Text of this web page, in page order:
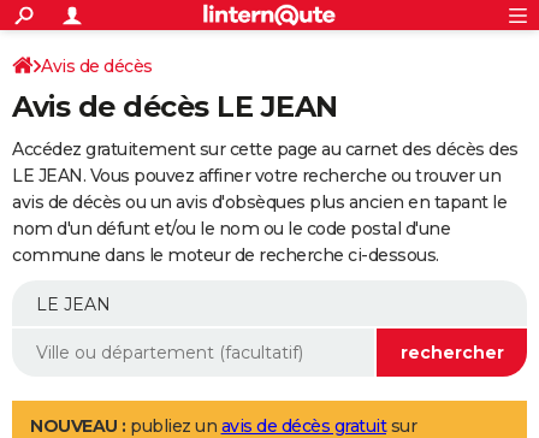
ACTUALITÉS
Politique
Société
Faits Divers
Education
Monde
Villes
+
SPORT
Coupe du monde 2026
Football
Tennis
Cyclisme
Rugby
Forum
Programme TV
TNTStreaming
Cinéma
Sorties cinéma
Musique
+FINANCE
Retraite
Epargne
Immobilier
Risques naturels par ville
Banque
Assurance
AUTO
Essais
Réserver un essai
Citadines
Berlines
SUV
Forum auto
+
Mobiles
Meilleur smartphone
Internet
Ordinateurs
Jeux vidéo
Guide high-tech
Aménagement intérieur
LIFESTYLE
Avis de décès
Avis de décès LE JEAN
Accédez gratuitement sur cette page au carnet des décès des
LE JEAN. Vous pouvez affiner votre recherche ou trouver un
avis de décès ou un avis d'obsèques plus ancien en tapant le
nom d'un défunt et/ou le nom ou le code postal d'une
commune dans le moteur de recherche ci-dessous.
NOUVEAU : publiez un avis de décès gratuitsur